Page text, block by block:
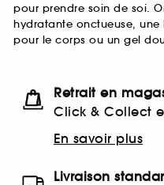
pour prendre soin de soi.
hydratante onctueuse, une
pour le corps ou un gel
Retrait en
Click & Collect
En savoir plus
Livraison